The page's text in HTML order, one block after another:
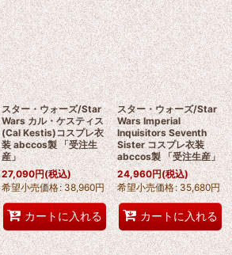
スター・ウォーズ/Star
Wars カル・ケスティス
(Cal Kestis)コスプレ衣
装 abccos製 「受注生
産」
27,090円(税込)
希望小売価格: 38,960円
カートに入れる
スター・ウォーズ/Star
Wars Imperial
Inquisitors Seventh
Sister コスプレ衣装
abccos製 「受注生産」
24,960円(税込)
希望小売価格: 35,680円
カートに入れる